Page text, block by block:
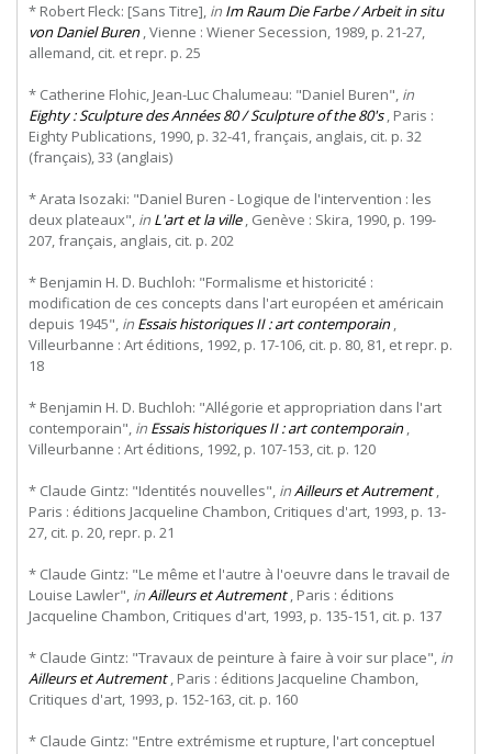
* Robert Fleck: [Sans Titre], in Im Raum Die Farbe / Arbeit in situ
von Daniel Buren, Vienne : Wiener Secession, 1989, p. 21-27,
allemand, cit. et repr. p. 25
* Catherine Flohic, Jean-Luc Chalumeau: "Daniel Buren", in
Eighty : Sculpture des Années 80 / Sculpture of the 80's, Paris :
Eighty Publications, 1990, p. 32-41, français, anglais, cit. p. 32
(français), 33 (anglais)
* Arata Isozaki: "Daniel Buren - Logique de l'intervention : les
deux plateaux", in L'art et la ville, Genève : Skira, 1990, p. 199-
207, français, anglais, cit. p. 202
* Benjamin H. D. Buchloh: "Formalisme et historicité :
modification de ces concepts dans l'art européen et américain
depuis 1945", in Essais historiques II : art contemporain,
Villeurbanne : Art éditions, 1992, p. 17-106, cit. p. 80, 81, et repr. p.
18
* Benjamin H. D. Buchloh: "Allégorie et appropriation dans l'art
contemporain", in Essais historiques II : art contemporain,
Villeurbanne : Art éditions, 1992, p. 107-153, cit. p. 120
* Claude Gintz: "Identités nouvelles", inAilleurs et Autrement,
Paris : éditions Jacqueline Chambon, Critiques d'art, 1993, p. 13-
27, cit. p. 20, repr. p. 21
* Claude Gintz: "Le même et l'autre à l'oeuvre dans le travail de
Louise Lawler", inAilleurs et Autrement, Paris : éditions
Jacqueline Chambon, Critiques d'art, 1993, p. 135-151, cit. p. 137
* Claude Gintz: "Travaux de peinture à faire à voir sur place", in
Ailleurs et Autrement, Paris : éditions Jacqueline Chambon,
Critiques d'art, 1993, p. 152-163, cit. p. 160
* Claude Gintz: "Entre extrémisme et rupture, l'art conceptuel